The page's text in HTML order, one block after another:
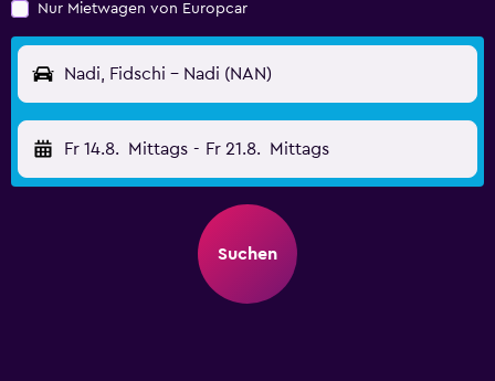
Nur Mietwagen von Europcar
Nadi, Fidschi - Nadi (NAN)
Fr 14.8. Mittags - Fr 21.8. Mittags
Suchen